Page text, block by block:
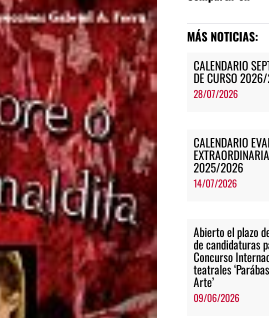
MÁS NOTICIAS:
CALENDARIO
DE CURSO
28/07/2026
CALENDARIO
2025/2026
14/07/2026
Abierto el plazo
de candidaturas
Concurso
teatrales
Arte’
09/06/2026